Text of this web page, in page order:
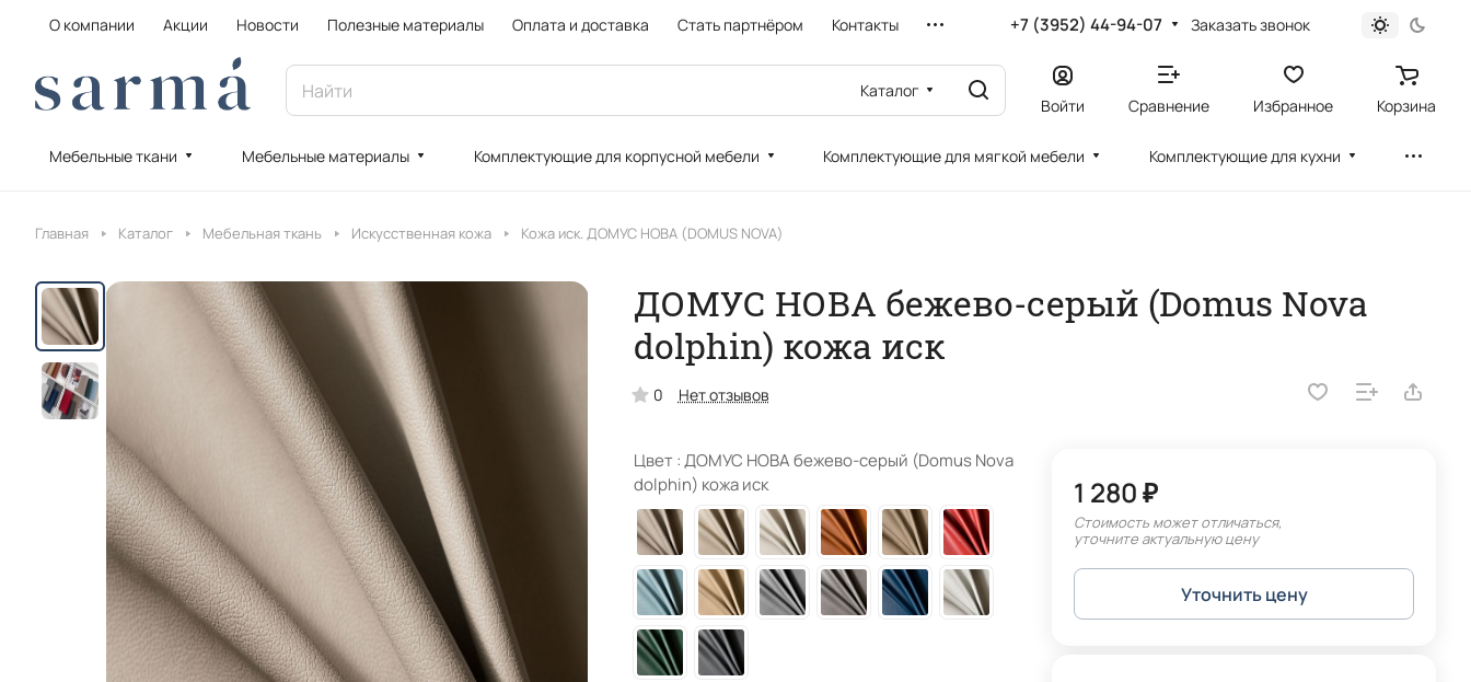
О компании Акции Новости Полезные материалы Оплата и доставка Стать партнёром Контакты +7 (3952) 44-94-07 Заказать звонок
Каталог
Войти Сравнение Избранное Корзина
Мебельные ткани Мебельные материалы Комплектующие для корпусной мебели Комплектующие для мягкой мебели Комплектующие для кухни
Главная Каталог Мебельная ткань Искусственная кожа Кожа иск. ДОМУС НОВА (DOMUS NOVA)
ДОМУС НОВА бежево-серый (Domus Nova
dolphin) кожа иск
0 Нет отзывов
Цвет :ДОМУС НОВА бежево-серый (Domus Nova
dolphin) кожа иск
1 280 ₽
Стоимость может отличаться,
уточните актуальную цену
Уточнить цену